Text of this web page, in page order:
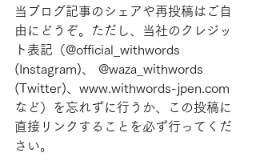
当ブログ記事のシェアや再投稿はご自
由にどうぞ。ただし、当社のクレジッ
ト表記（@official_withwords
(Instagram)、 @waza_withwords
(Twitter)、www.withwords-jpen.com
など）を忘れずに行うか、この投稿に
直接リンクすることを必ず行ってくだ
さい。